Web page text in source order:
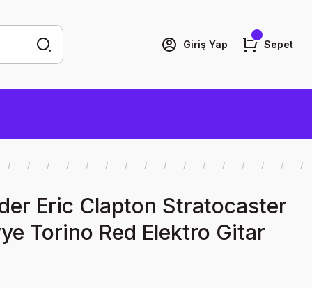
Giriş Yap Sepet
Eric Clapton Stratocaster
Torino Red Elektro Gitar